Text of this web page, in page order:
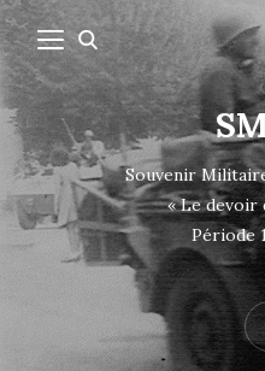
Souvenir
« Le devoir
Période